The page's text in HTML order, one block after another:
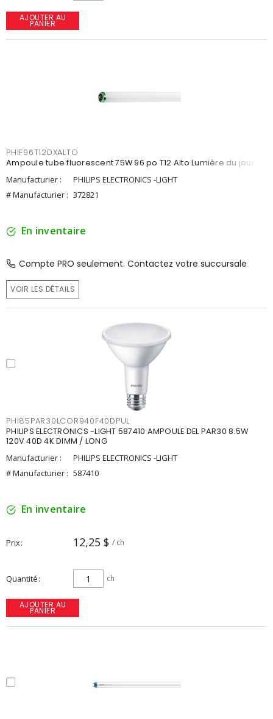
AJOUTER AU
PANIER
PHIF96T12DXALTO
Ampoule tube fluorescent 75W 96 po T12 Alto Lumière du jour
Manufacturier :
PHILIPS ELECTRONICS -LIGHT
# Manufacturier : 372821
En inventaire
Compte PRO seulement. Contactez votre succursale
VOIR LES DÉTAILS
PHI85PAR30LCOR940F40DPUL
PHILIPS ELECTRONICS -LIGHT 587410 AMPOULE DEL PAR30 8.5W
120V 40D 4K DIMM / LONG
Manufacturier :
PHILIPS ELECTRONICS -LIGHT
# Manufacturier : 587410
En inventaire
Prix 12,25 $ / ch
Quantité ch
AJOUTER AU
PANIER